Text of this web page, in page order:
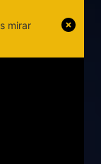
mirar